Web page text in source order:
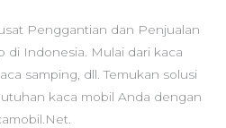
Penggantian dan Penjualan
di Indonesia. Mulai dari kaca
samping, dll. Temukan solusi
kaca mobil Anda dengan